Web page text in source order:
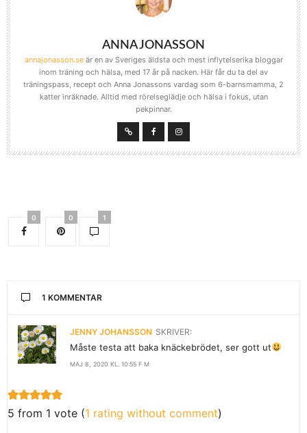
ANNA JONASSON
annajonasson.seär en av Sveriges äldsta och mest inflytelserika bloggar
inom träning och hälsa, med 17 år på nacken. Här får du ta del av
träningspass, recept och Anna Jonassons vardag som 6-barnsmamma, 2
katter inräknade. Alltid med rörelseglädje och hälsa i fokus, utan
pekpinnar.
0 0 1
1 KOMMENTAR
JENNY JOHANSSON SKRIVER:
MAJ 8, 2020 KL. 10:55 F M
Måste testa att baka knäckebrödet, ser gott ut
5 from 1 vote (1 rating without comment)